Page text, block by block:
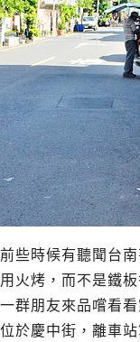
前些時候有聽聞台
用火烤，而不是鐵
一群朋友來品嚐看
位於慶中街，離車